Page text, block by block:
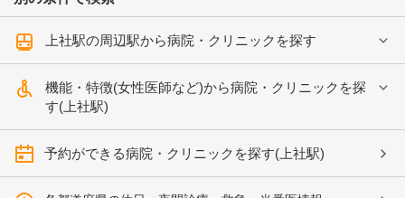
上社駅の周辺駅から病院・クリニックを探す
機能・特徴(女性医師など)から病院・クリニックを探
す(上社駅)
予約ができる病院・クリニックを探す(上社駅)